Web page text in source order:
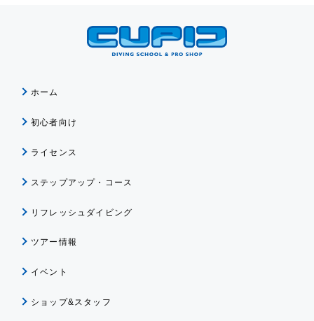
ホーム
初心者向け
ライセンス
ステップアップ・コース
リフレッシュダイビング
ツアー情報
イベント
ショップ&スタッフ